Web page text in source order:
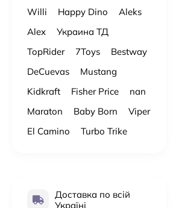
Willi
Happy Dino
Aleks
Alex
Украина ТД
TopRider
7Toys
Bestway
DeCuevas
Mustang
Kidkraft
Fisher Price
nan
Maraton
Baby Born
Viper
El Camino
Turbo Trike
Доставка по всій
Україні